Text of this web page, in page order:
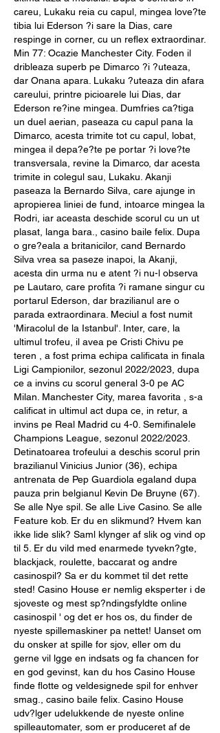
careu, Lukaku reia cu capul, mingea love?te
tibia lui Ederson ?i sare la Dias, care
respinge in corner, cu un reflex extraordinar.
Min 77: Ocazie Manchester City. Foden il
dribleaza superb pe Dimarco ?i ?uteaza,
dar Onana apara. Lukaku ?uteaza din afara
careului, printre picioarele lui Dias, dar
Ederson re?ine mingea. Dumfries ca?tiga
un duel aerian, paseaza cu capul pana la
Dimarco, acesta trimite tot cu capul, lobat,
mingea il depa?e?te pe portar ?i love?te
transversala, revine la Dimarco, dar acesta
trimite in colegul sau, Lukaku. Akanji
paseaza la Bernardo Silva, care ajunge in
apropierea liniei de fund, intoarce mingea la
Rodri, iar aceasta deschide scorul cu un ut
plasat, langa bara., casino baile felix. Dupa
o gre?eala a britanicilor, cand Bernardo
Silva vrea sa paseze inapoi, la Akanji,
acesta din urma nu e atent ?i nu-l observa
pe Lautaro, care profita ?i ramane singur cu
portarul Ederson, dar brazilianul are o
parada extraordinara. Meciul a fost numit
'Miracolul de la Istanbul'. Inter, care, la
ultimul trofeu, il avea pe Cristi Chivu pe
teren , a fost prima echipa calificata in finala
Ligi Campionilor, sezonul 2022/2023, dupa
ce a invins cu scorul general 3-0 pe AC
Milan. Manchester City, marea favorita , s-a
calificat in ultimul act dupa ce, in retur, a
invins pe Real Madrid cu 4-0. Semifinalele
Champions League, sezonul 2022/2023.
Detinatoarea trofeului a deschis scorul prin
brazilianul Vinicius Junior (36), echipa
antrenata de Pep Guardiola egaland dupa
pauza prin belgianul Kevin De Bruyne (67).
Se alle Nye spil. Se alle Live Casino. Se alle
Feature kob. Er du en slikmund? Hvem kan
ikke lide slik? Saml klynger af slik og vind op
til 5. Er du vild med enarmede tyvekn?gte,
blackjack, roulette, baccarat og andre
casinospil? Sa er du kommet til det rette
sted! Casino House er nemlig eksperter i de
sjoveste og mest sp?ndingsfyldte online
casinospil ' og det er hos os, du finder de
nyeste spillemaskiner pa nettet! Uanset om
du onsker at spille for sjov, eller om du
gerne vil lgge en indsats og fa chancen for
en god gevinst, kan du hos Casino House
finde flotte og veldesignede spil for enhver
smag., casino baile felix. Casino House
udv?lger udelukkende de nyeste online
spilleautomater, som er produceret af de